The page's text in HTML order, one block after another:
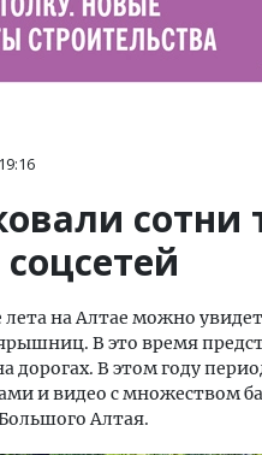
19:16
сотни
на Алтае можно
В это время
дорогах. В этом году
и видео с множеством
Алтая.